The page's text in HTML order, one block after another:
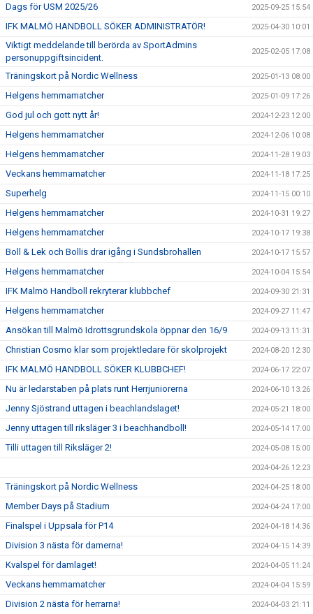
Dags för USM 2025/26 2025-09-25 15:54
IFK MALMÖ HANDBOLL SÖKER ADMINISTRATÖR! 2025-04-30 10:01
Viktigt meddelande till berörda av SportAdmins
personuppgiftsincident.
2025-02-05 17:08
Träningskort på Nordic Wellness 2025-01-13 08:00
Helgens hemmamatcher 2025-01-09 17:26
God jul och gott nytt år! 2024-12-23 12:00
Helgens hemmamatcher 2024-12-06 10:08
Helgens hemmamatcher 2024-11-28 19:03
Veckans hemmamatcher 2024-11-18 17:25
Superhelg 2024-11-15 00:10
Helgens hemmamatcher 2024-10-31 19:27
Helgens hemmamatcher 2024-10-17 19:38
Boll & Lek och Bollis drar igång i Sundsbrohallen 2024-10-17 15:57
Helgens hemmamatcher 2024-10-04 15:54
IFK Malmö Handboll rekryterar klubbchef 2024-09-30 21:31
Helgens hemmamatcher 2024-09-27 11:47
Ansökan till Malmö Idrottsgrundskola öppnar den 16/9 2024-09-13 11:31
Christian Cosmo klar som projektledare för skolprojekt 2024-08-20 12:30
IFK MALMÖ HANDBOLL SÖKER KLUBBCHEF! 2024-06-17 22:07
Nu är ledarstaben på plats runt Herrjuniorerna 2024-06-10 13:26
Jenny Sjöstrand uttagen i beachlandslaget! 2024-05-21 18:00
Jenny uttagen till riksläger 3 i beachhandboll! 2024-05-14 17:00
Tilli uttagen till Riksläger 2! 2024-05-08 15:00
2024-04-26 12:23
Träningskort på Nordic Wellness 2024-04-25 18:00
Member Days på Stadium 2024-04-24 17:00
Finalspel i Uppsala för P14 2024-04-18 14:36
Division 3 nästa för damerna! 2024-04-15 14:39
Kvalspel för damlaget! 2024-04-05 11:24
Veckans hemmamatcher 2024-04-04 15:59
Division 2 nästa för herrarna! 2024-04-03 21:11